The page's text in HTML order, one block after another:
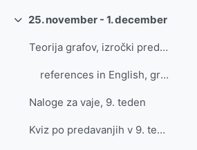
Skrči25. november - 1. december
Teorija grafov, izročki predavanj
references in English, graph theory
Naloge za vaje, 9. teden
Kviz po predavanjih v 9. tednu